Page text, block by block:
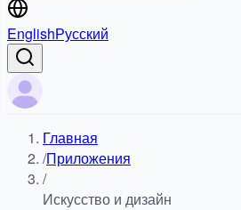
EnglishРусский
Главная
/Приложения
/
Искусство и дизайн